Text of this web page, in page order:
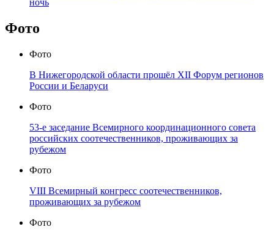
ночь
Фото
Фото
В Нижегородской области прошёл XII Форум регионов
России и Беларуси
Фото
53-е заседание Всемирного координационного совета
российских соотечественников, проживающих за
рубежом
Фото
VIII Всемирный конгресс соотечественников,
проживающих за рубежом
Фото